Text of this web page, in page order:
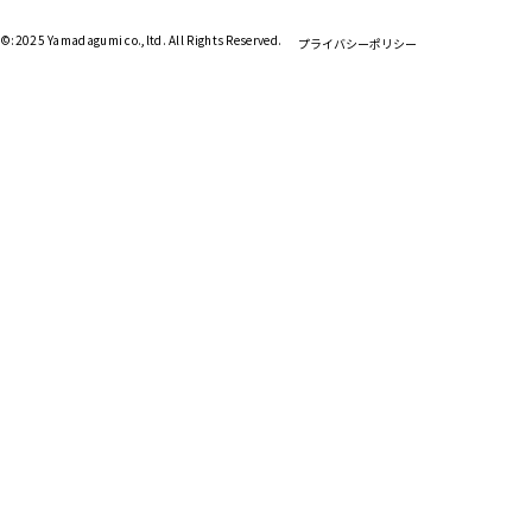
©:2025 Yamadagumi co.,ltd. All Rights Reserved. プライバシーポリシー